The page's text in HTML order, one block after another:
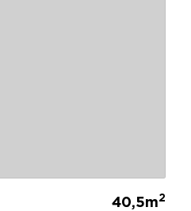
40,5m2